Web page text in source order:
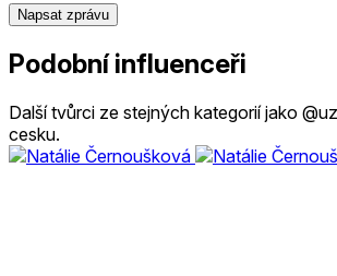
Napsat zprávu
Podobní influenceři
Další tvůrci ze stejných kategorií jako
cesku.